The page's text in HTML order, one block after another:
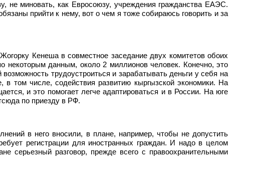
не миновать, как Евросоюзу, учреждения гражданства ЕАЭС.
прийти к нему, вот о чем я тоже собираюсь говорить и за
Кенеша в совместное заседание двух комитетов обоих
некоторым данным, около 2 миллионов человек. Конечно, это
трудоустроиться и зарабатывать деньги у себя на
том числе, содействия развитию кыргызской экономики. На
и это помогает легче адаптироваться и в России. На юге
по приезду в РФ.
в него вносили, в плане, например, чтобы не допустить
регистрации для иностранных граждан. И надо в целом
серьезный разговор, прежде всего с правоохранительными